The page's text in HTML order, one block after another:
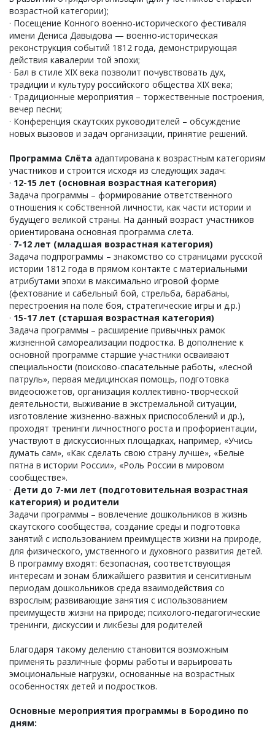
возрастной категории);
· Посещение Конного военно-исторического фестиваля
имени Дениса Давыдова — военно-историческая
реконструкция событий 1812 года, демонстрирующая
действия кавалерии той эпохи;
· Бал в стиле XIX века позволит почувствовать дух,
традиции и культуру российского общества XIX века;
· Традиционные мероприятия – торжественные построения,
вечер песни;
· Конференция скаутских руководителей – обсуждение
новых вызовов и задач организации, принятие решений.
Программа Слёта адаптирована к возрастным категориям
участников и строится исходя из следующих задач:
· 12-15 лет (основная возрастная категория)
Задача программы – формирование ответственного
отношения к собственной личности, как части истории и
будущего великой страны. На данный возраст участников
ориентирована основная программа слета.
· 7-12 лет (младшая возрастная категория)
Задача подпрограммы – знакомство со страницами русской
истории 1812 года в прямом контакте с материальными
атрибутами эпохи в максимально игровой форме
(фехтование и сабельный бой, стрельба, барабаны,
перестроения на поле боя, стратегические игры и д.р.)
· 15-17 лет (старшая возрастная категория)
Задача программы – расширение привычных рамок
жизненной самореализации подростка. В дополнение к
основной программе старшие участники осваивают
специальности (поисково-спасательные работы, «лесной
патруль», первая медицинская помощь, подготовка
видеосюжетов, организация коллективно-творческой
деятельности, выживание в экстремальной ситуации,
изготовление жизненно-важных приспособлений и др.),
проходят тренинги личностного роста и профориентации,
участвуют в дискуссионных площадках, например, «Учись
думать сам», «Как сделать свою страну лучше», «Белые
пятна в истории России», «Роль России в мировом
сообществе».
· Дети до 7-ми лет (подготовительная возрастная
категория) и родители
Задачи программы – вовлечение дошкольников в жизнь
скаутского сообщества, создание среды и подготовка
занятий с использованием преимуществ жизни на природе,
для физического, умственного и духовного развития детей.
В программу входят: безопасная, соответствующая
интересам и зонам ближайшего развития и сенситивным
периодам дошкольников среда взаимодействия со
взрослым; развивающие занятия с использованием
преимуществ жизни на природе; психолого-педагогические
тренинги, дискуссии и ликбезы для родителей
Благодаря такому делению становится возможным
применять различные формы работы и варьировать
эмоциональные нагрузки, основанные на возрастных
особенностях детей и подростков.
Основные мероприятия программы в Бородино по
дням: